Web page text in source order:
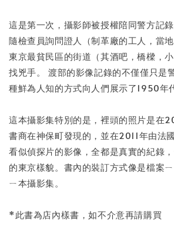
這是第一次，攝影師被授權陪同警方記
隨檢查員詢問證人（制革廠的工人，當
東京最貧民區的街道（其酒吧，橋樑，
找兇手。 渡部的影像記錄的不僅僅只是
種鮮為人知的方式向人們展示了1950年
這本攝影集特別的是，裡頭的照片是在
書商在神保町發現的，並在2011年由法
看似偵探片的影像，全都是真實的紀錄
的東京樣貌。書內的裝訂方式像是檔案
ㄧ本攝影集。
*此書為店內樣書，如不介意再請購買